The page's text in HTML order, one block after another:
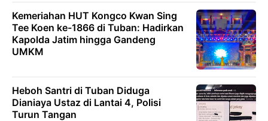
Kemeriahan HUT Kongco Kwan Sing
Tee Koen ke-1866 di Tuban: Hadirkan
Kapolda Jatim hingga Gandeng
UMKM
Heboh Santri di Tuban Diduga
Dianiaya Ustaz di Lantai 4, Polisi
Turun Tangan